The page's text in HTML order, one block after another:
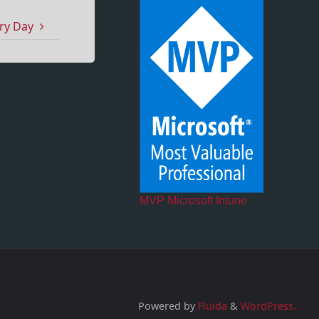
Day
MVP Microsoft Intune
Powered by Fluida & WordPress.